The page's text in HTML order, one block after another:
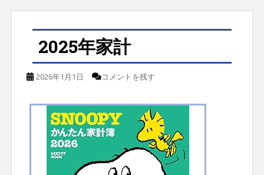
2025年家計
2026年1月1日 コメントを残す